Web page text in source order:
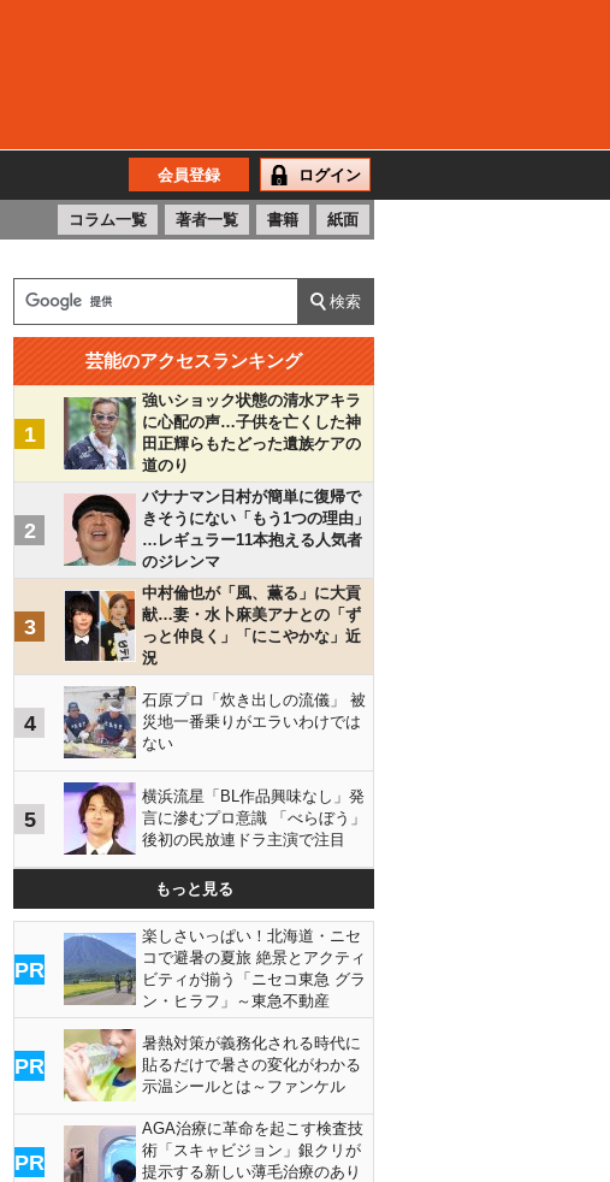
会員登録 ログイン
コラム一覧 著者一覧 書籍 紙面
芸能のアクセスランキング
1
強いショック状態の清水アキラ
に心配の声…子供を亡くした神
田正輝らもたどった遺族ケアの
道のり
2
バナナマン日村が簡単に復帰で
きそうにない「もう1つの理由」
…レギュラー11本抱える人気者
のジレンマ
3
中村倫也が「風、薫る」に大貢
献…妻・水卜麻美アナとの「ず
っと仲良く」「にこやかな」近
況
4
石原プロ「炊き出しの流儀」 被
災地一番乗りがエラいわけでは
ない
5
横浜流星「BL作品興味なし」発
言に滲むプロ意識 「べらぼう」
後初の民放連ドラ主演で注目
もっと見る
PR
楽しさいっぱい！北海道・ニセ
コで避暑の夏旅 絶景とアクティ
ビティが揃う「ニセコ東急 グラ
ン・ヒラフ」～東急不動産
PR
暑熱対策が義務化される時代に
貼るだけで暑さの変化がわかる
示温シールとは～ファンケル
PR
AGA治療に革命を起こす検査技
術「スキャビジョン」銀クリが
提示する新しい薄毛治療のあり